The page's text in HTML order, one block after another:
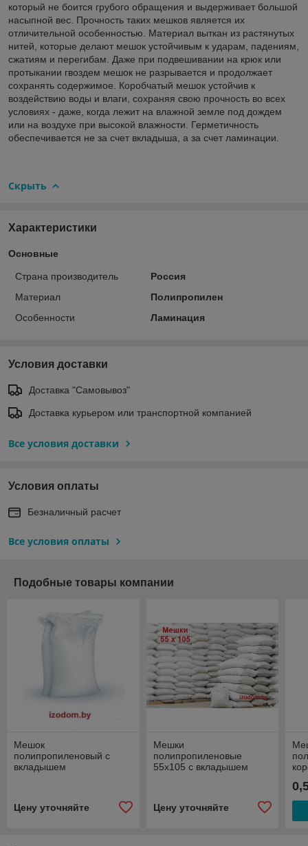
который не боится грубого обращения и выдерживает большой
насыпной вес. Прочность таких мешков является их
отличительной особенностью. Материал выткан из растянутых
нитей, которые делают мешок устойчивым к ударам, падениям,
сжатиям и перегибам. Даже при подвешивании на крюк или
протыкании гвоздем мешок не разрывается и продолжает
сохранять содержимое. Коробчатый мешок устойчив к
воздействию воды и влаги, сохраняя свою прочность во всех
условиях - даже, когда лежит на влажной земле под дождем
или на воздухе при высокой влажности. Герметичность
обеспечивается не за счет вкладыша, а за счет ламинации.
Скрыть
Характеристики
Основные
Страна производитель
Россия
Материал
Полипропилен
Особенности
Ламинация
Условия доставки
Доставка "Самовывоз"
Доставка курьером или транспортной компанией
Все условия доставки
Условия оплаты
Безналичный расчет
Все условия оплаты
Подобные товары компании
Мешок
полипропиленовый с
вкладышем
Цену уточняйте
Мешки
полипропиленовые
55х105 с вкладышем
Цену уточняйте